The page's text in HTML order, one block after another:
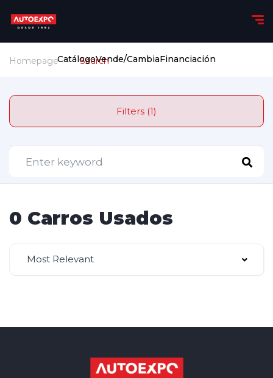
CatálogoVende/CambiaFinanciación
Homepage Search
Filters (1)
0 Carros Usados
Most Relevant